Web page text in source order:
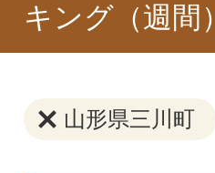
キング（週間）
山形県三川町